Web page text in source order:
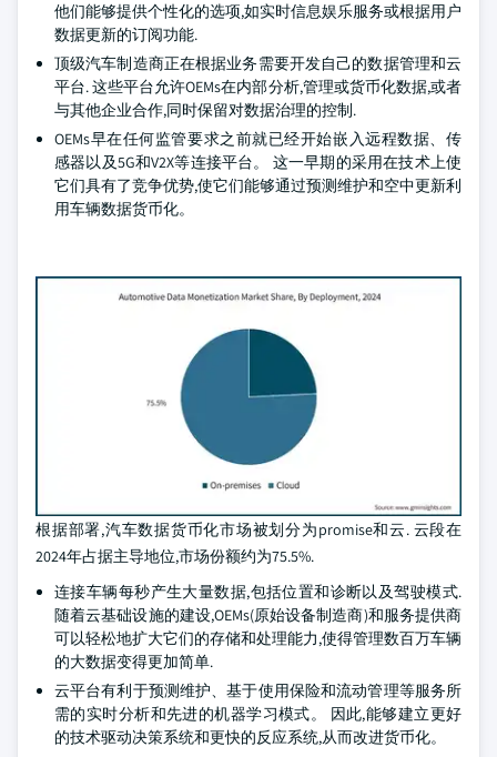
他们能够提供个性化的选项,如实时信息娱乐服务或根据用户
数据更新的订阅功能.
顶级汽车制造商正在根据业务需要开发自己的数据管理和云
平台. 这些平台允许OEMs在内部分析,管理或货币化数据,或者
与其他企业合作,同时保留对数据治理的控制.
OEMs早在任何监管要求之前就已经开始嵌入远程数据、传
感器以及5G和V2X等连接平台。 这一早期的采用在技术上使
它们具有了竞争优势,使它们能够通过预测维护和空中更新利
用车辆数据货币化。
根据部署,汽车数据货币化市场被划分为promise和云. 云段在
2024年占据主导地位,市场份额约为75.5%.
连接车辆每秒产生大量数据,包括位置和诊断以及驾驶模式.
随着云基础设施的建设,OEMs(原始设备制造商)和服务提供商
可以轻松地扩大它们的存储和处理能力,使得管理数百万车辆
的大数据变得更加简单.
云平台有利于预测维护、基于使用保险和流动管理等服务所
需的实时分析和先进的机器学习模式。 因此,能够建立更好
的技术驱动决策系统和更快的反应系统,从而改进货币化。